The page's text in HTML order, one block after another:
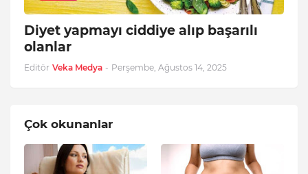
Diyet yapmayı ciddiye alıp başarılı
olanlar
Editör Veka Medya - Perşembe, Ağustos 14, 2025
Çok okunanlar